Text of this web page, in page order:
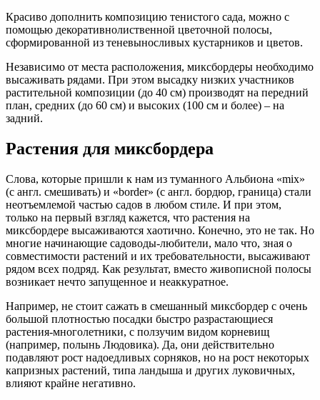
Красиво дополнить композицию тенистого сада, можно с
помощью декоративнолиственной цветочной полосы,
сформированной из теневыносливых кустарников и цветов.
Независимо от места расположения, миксбордеры необходимо
высаживать рядами. При этом высадку низких участников
растительной композиции (до 40 см) производят на передний
план, средних (до 60 см) и высоких (100 см и более) – на
задний.
Растения для миксбордера
Слова, которые пришли к нам из туманного Альбиона «mix»
(с англ. смешивать) и «border» (с англ. бордюр, граница) стали
неотъемлемой частью садов в любом стиле. И при этом,
только на первый взгляд кажется, что растения на
миксбордере высаживаются хаотично. Конечно, это не так. Но
многие начинающие садоводы-любители, мало что, зная о
совместимости растений и их требовательности, высаживают
рядом всех подряд. Как результат, вместо живописной полосы
возникает нечто запущенное и неаккуратное.
Например, не стоит сажать в смешанный миксбордер с очень
большой плотностью посадки быстро разрастающиеся
растения-многолетники, с ползучим видом корневищ
(например, полынь Людовика). Да, они действительно
подавляют рост надоедливых сорняков, но на рост некоторых
капризных растений, типа ландыша и других луковичных,
влияют крайне негативно.